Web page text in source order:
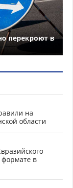
перекроют в
на
области
формате в